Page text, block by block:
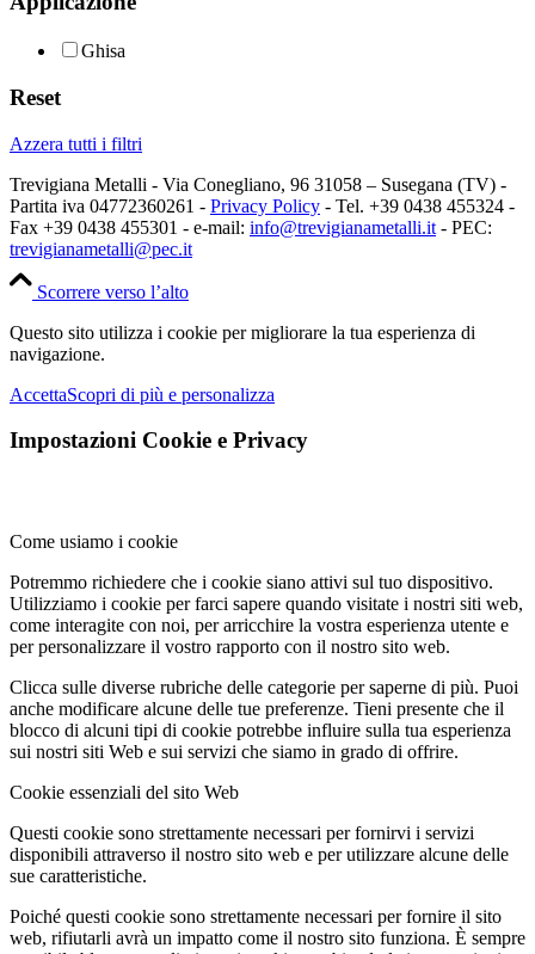
Ghisa
Reset
Azzera tutti i filtri
Trevigiana Metalli - Via Conegliano, 96 31058 – Susegana (TV) -
Partita iva 04772360261 - Privacy Policy - Tel. +39 0438 455324 -
Fax +39 0438 455301 - e-mail: info@trevigianametalli.it - PEC:
trevigianametalli@pec.it
Scorrere verso l’alto
Questo sito utilizza i cookie per migliorare la tua esperienza di
navigazione.
AccettaScopri di più e personalizza
Impostazioni Cookie e Privacy
Come usiamo i cookie
Potremmo richiedere che i cookie siano attivi sul tuo dispositivo.
Utilizziamo i cookie per farci sapere quando visitate i nostri siti web,
come interagite con noi, per arricchire la vostra esperienza utente e
per personalizzare il vostro rapporto con il nostro sito web.
Clicca sulle diverse rubriche delle categorie per saperne di più. Puoi
anche modificare alcune delle tue preferenze. Tieni presente che il
blocco di alcuni tipi di cookie potrebbe influire sulla tua esperienza
sui nostri siti Web e sui servizi che siamo in grado di offrire.
Cookie essenziali del sito Web
Questi cookie sono strettamente necessari per fornirvi i servizi
disponibili attraverso il nostro sito web e per utilizzare alcune delle
sue caratteristiche.
Poiché questi cookie sono strettamente necessari per fornire il sito
web, rifiutarli avrà un impatto come il nostro sito funziona. È sempre